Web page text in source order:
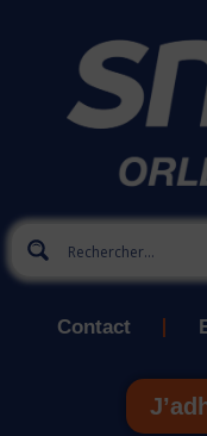
Contact